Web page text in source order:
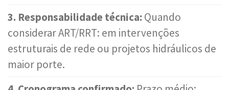
3. Responsabilidade técnica: Quando
considerar ART/RRT: em intervenções
estruturais de rede ou projetos hidráulicos de
maior porte.